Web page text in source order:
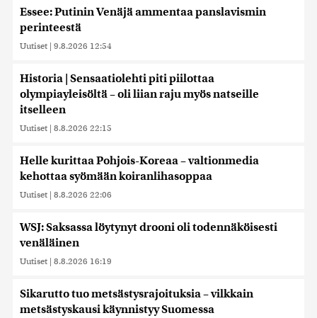
Essee: Putinin Venäjä ammentaa panslavismin
perinteestä
Uutiset | 9.8.2026 12:54
Historia | Sensaatiolehti piti piilottaa
olympiayleisöltä – oli liian raju myös natseille
itselleen
Uutiset | 8.8.2026 22:15
Helle kurittaa Pohjois-Koreaa – valtionmedia
kehottaa syömään koiranlihasoppaa
Uutiset | 8.8.2026 22:06
WSJ: Saksassa löytynyt drooni oli todennäköisesti
venäläinen
Uutiset | 8.8.2026 16:19
Sikarutto tuo metsästysrajoituksia – vilkkain
metsästyskausi käynnistyy Suomessa